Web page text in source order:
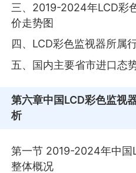
三、2019-2024年LCD彩
价走势图
四、LCD彩色监视器所属
五、国内主要省市进口态
第六章中国LCD彩色监视
析
第一节 2019-2024年中国
整体概况